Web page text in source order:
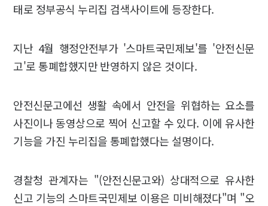
태로 정부공식 누리집 검색사이트에 등장한다.
지난 4월 행정안전부가 '스마트국민제보'를 '안전신문
고'로 통폐합했지만 반영하지 않은 것이다.
안전신문고에선 생활 속에서 안전을 위협하는 요소를
사진이나 동영상으로 찍어 신고할 수 있다. 이에 유사한
기능을 가진 누리집을 통폐합했다는 설명이다.
경찰청 관계자는 "(안전신문고와) 상대적으로 유사한
신고 기능의 스마트국민제보 이용은 미비해졌다"며 "오